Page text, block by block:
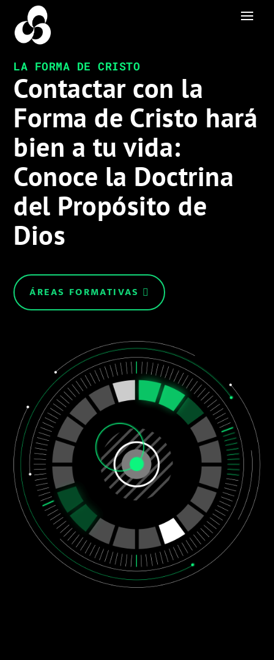
LA FORMA DE CRISTO
Contactar con la
Forma de Cristo hará
bien a tu vida:
Conoce la Doctrina
del Propósito de
Dios
ÁREAS FORMATIVAS